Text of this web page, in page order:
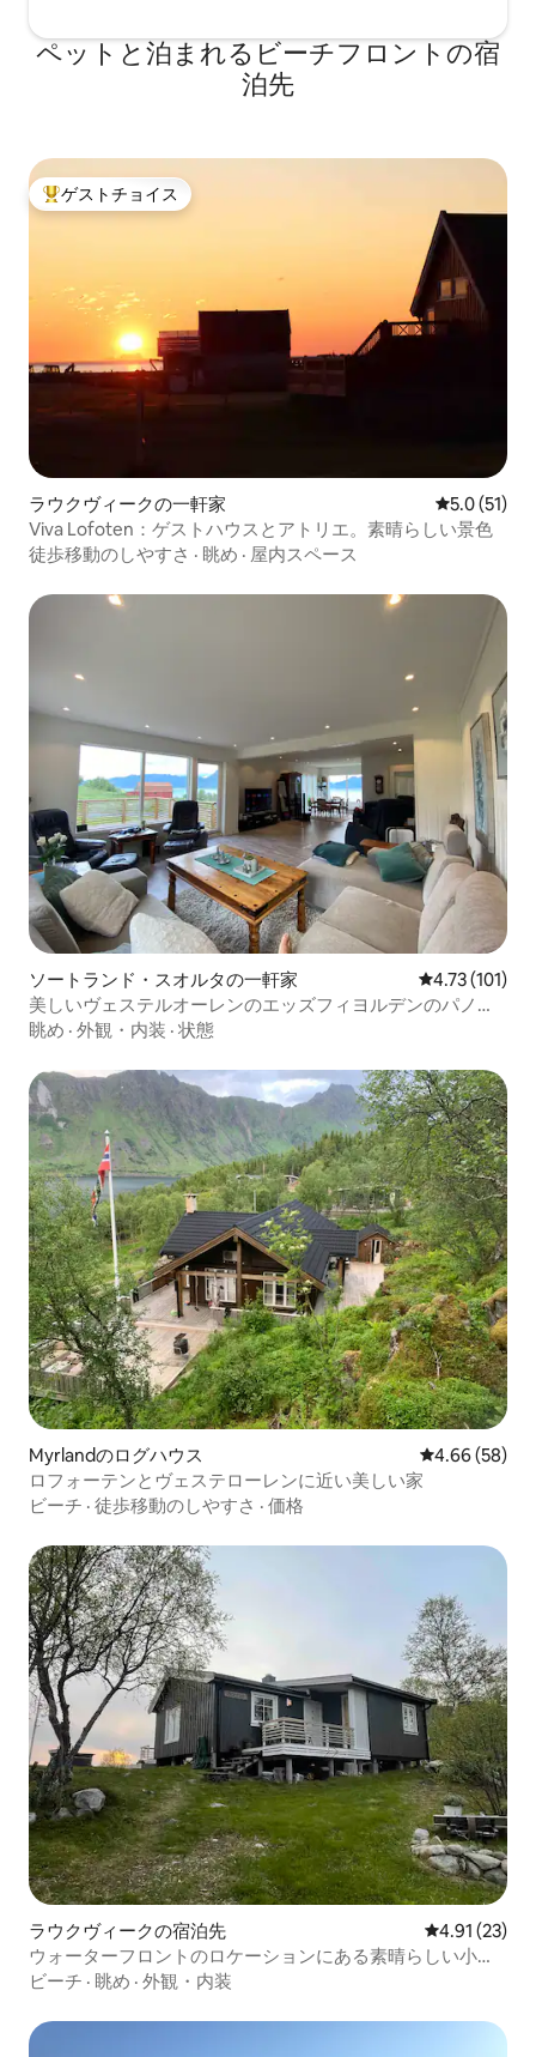
ペットと泊まれるビーチフロントの宿
泊先
大好評のゲストチョイスです。
ゲストチョイス
ラウクヴィークの一軒家 レビュー51
5.0 (51)
Viva Lofoten：ゲストハウスとアトリエ。素晴らしい景色
徒歩移動のしやすさ · 眺め · 屋内スペース
ソートランド・スオルタの一軒家 レビュー101
4.73 (101)
美しいヴェステルオーレンのエッズフィヨルデンのパノラ
マビュー
眺め · 外観・内装 · 状態
Myrlandのログハウス レビュー58
4.66 (58)
ロフォーテンとヴェステローレンに近い美しい家
ビーチ · 徒歩移動のしやすさ · 価格
ラウクヴィークの宿泊先 レビュー23
4.91 (23)
ウォーターフロントのロケーションにある素晴らしい小屋
とボートハウス！
ビーチ · 眺め · 外観・内装